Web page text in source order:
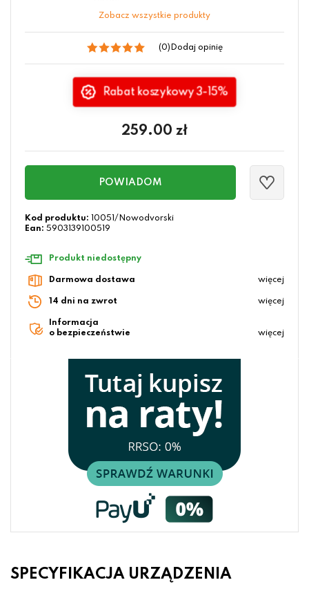
Zobacz wszystkie produkty
(0) Dodaj opinię
Rabat koszykowy 3-15%
259.00 zł
POWIADOM
Kod produktu:
10051/Nowodvorski
Ean: 5903139100519
Produkt niedostępny
Darmowa dostawa więcej
14 dni na zwrot więcej
Informacja
o bezpieczeństwie
więcej
SPECYFIKACJA URZĄDZENIA